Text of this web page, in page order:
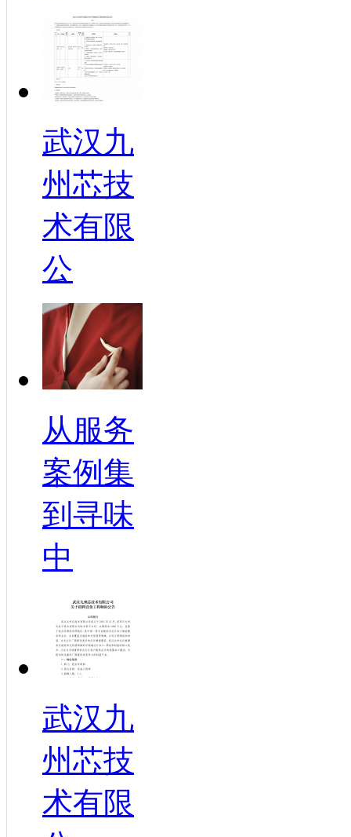
武汉九
州芯技
术有限
公
从服务
案例集
到寻味
中
武汉九
州芯技
术有限